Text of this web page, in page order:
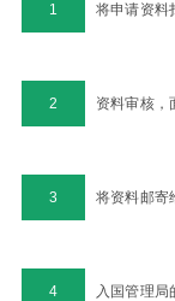
1 将申请资料
2 资料审核，
3 将资料邮寄
4 入国管理局